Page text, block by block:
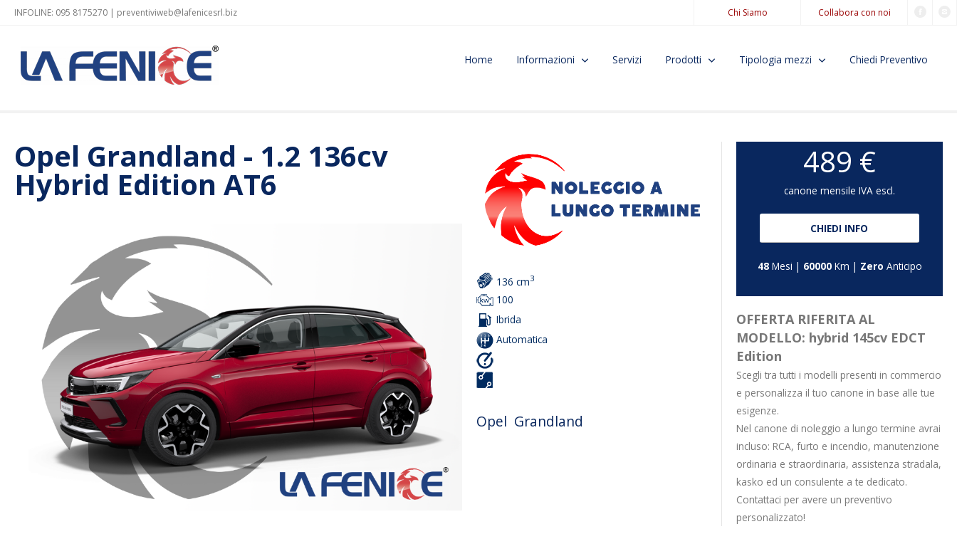
INFOLINE: 095 8175270 | preventiviweb@lafenicesrl.biz Chi Siamo Collabora con noi
Home Informazioni Servizi Prodotti Tipologia mezzi Chiedi Preventivo
Opel Grandland - 1.2 136cv
Hybrid Edition AT6
136 cm3
100
Ibrida
Automatica
Opel Grandland
489 €
canone mensile IVA escl.
CHIEDI INFO
48Mesi | 60000Km | Zero Anticipo
OFFERTA RIFERITA AL
MODELLO: hybrid 145cv EDCT
Edition
Scegli tra tutti i modelli presenti in commercio
e personalizza il tuo canone in base alle tue
esigenze.
Nel canone di noleggio a lungo termine avrai
incluso: RCA, furto e incendio, manutenzione
ordinaria e straordinaria, assistenza stradala,
kasko ed un consulente a te dedicato.
Contattaci per avere un preventivo
personalizzato!